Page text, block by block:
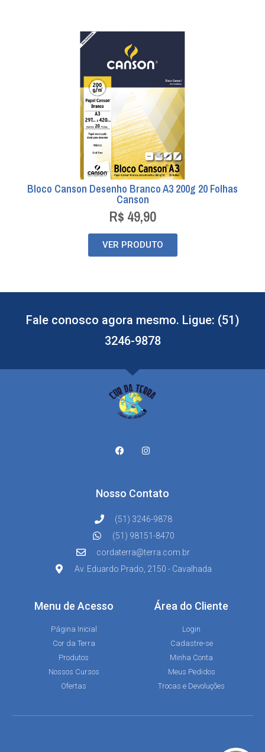
Bloco Canson Desenho Branco A3 200g 20 Folhas
Canson
R$ 49,90
VER PRODUTO
Fale conosco agora mesmo. Ligue: (51)
3246-9878
Nosso Contato
(51) 3246-9878
(51) 98151-8470
cordaterra@terra.com.br
Av. Eduardo Prado, 2150 - Cavalhada
Menu de Acesso
Página Inicial
Cor da Terra
Produtos
Nossos Cursos
Ofertas
Área do Cliente
Login
Cadastre-se
Minha Conta
Meus Pedidos
Trocas e Devoluções